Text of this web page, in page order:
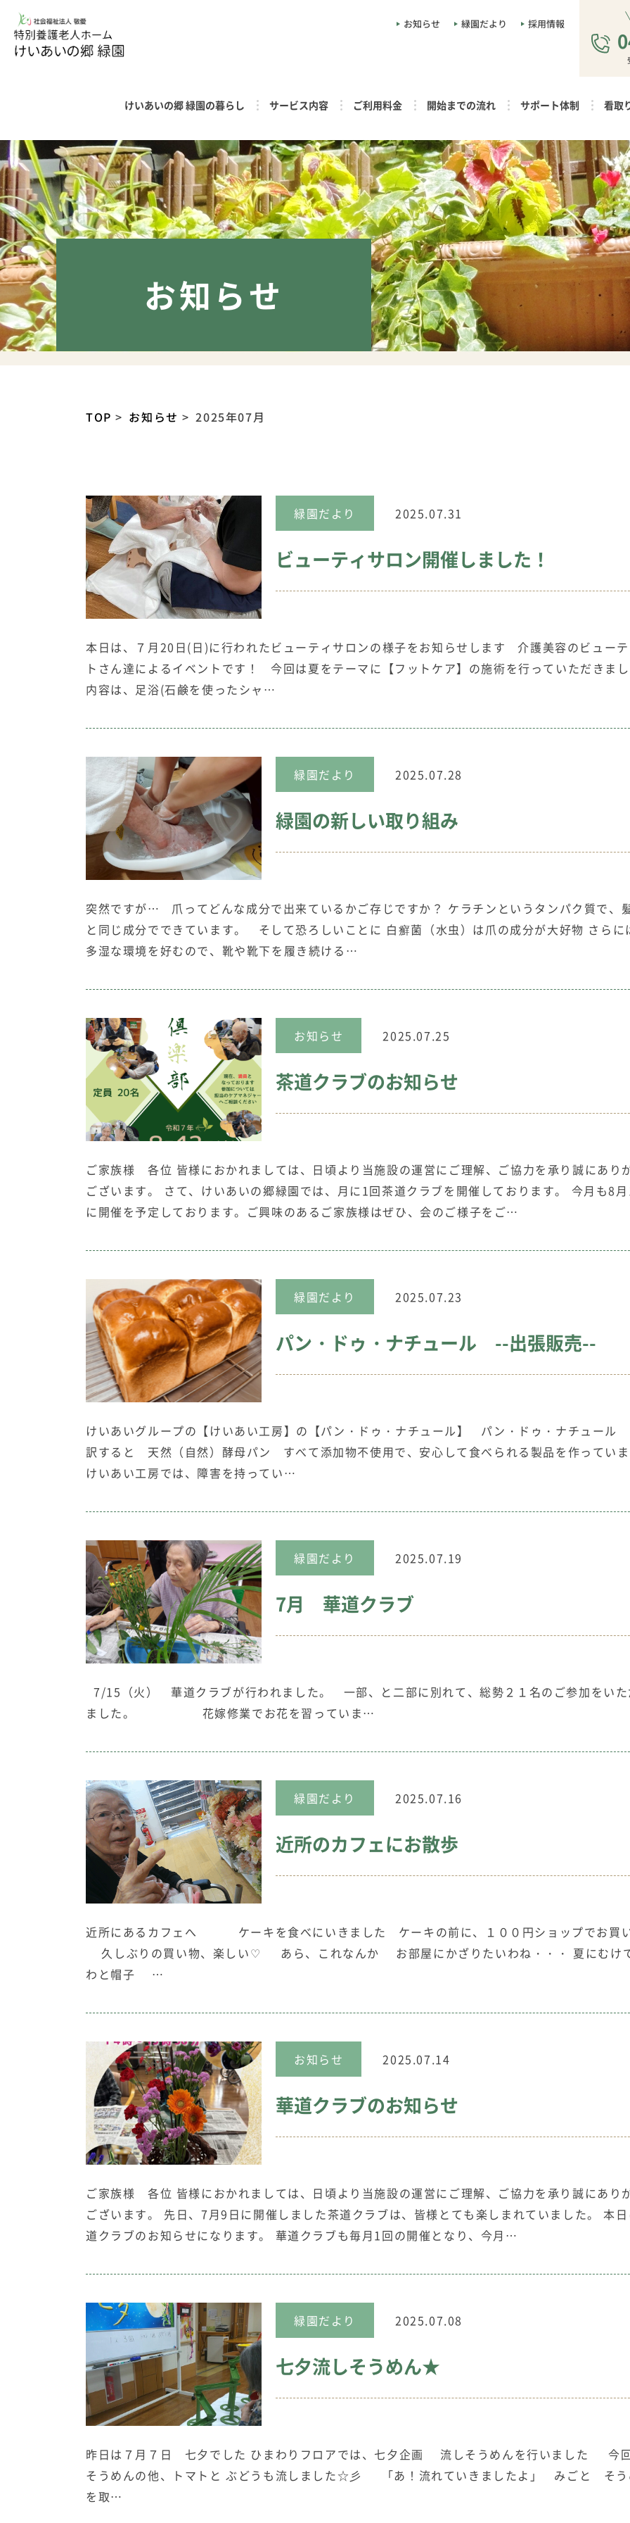
お知らせ 緑園だより 採用情報
けいあいの郷 緑園の暮らし サービス内容 ご利用料金 開始までの流れ サポート体制 看取
お知らせ
TOP お知らせ 2025年07月
緑園だより 2025.07.31
ビューティサロン開催しました！
本日は、７月20日(日)に行われたビューティサロンの様子をお知らせします 介護美容のビュー
トさん達によるイベントです！ 今回は夏をテーマに【フットケア】の施術を行っていただきま
内容は、足浴(石鹸を使ったシャ…
緑園だより 2025.07.28
緑園の新しい取り組み
突然ですが… 爪ってどんな成分で出来ているかご存じですか？ ケラチンというタンパク質で、
と同じ成分でできています。 そして恐ろしいことに 白癬菌（水虫）は爪の成分が大好物 さらに
多湿な環境を好むので、靴や靴下を履き続ける…
お知らせ 2025.07.25
茶道クラブのお知らせ
ご家族様 各位 皆様におかれましては、日頃より当施設の運営にご理解、ご協力を承り誠にあり
ございます。 さて、けいあいの郷緑園では、月に1回茶道クラブを開催しております。 今月も8
に開催を予定しております。ご興味のあるご家族様はぜひ、会のご様子をご…
緑園だより 2025.07.23
パン・ドゥ・ナチュール --出張販売--
けいあいグループの【けいあい工房】の【パン・ドゥ・ナチュール】 パン・ドゥ・ナチュール
訳すると 天然（自然）酵母パン すべて添加物不使用で、安心して食べられる製品を作ってい
けいあい工房では、障害を持ってい…
緑園だより 2025.07.19
7月 華道クラブ
7/15（火） 華道クラブが行われました。 一部、と二部に別れて、総勢２１名のご参加をい
ました。 花嫁修業でお花を習っていま…
緑園だより 2025.07.16
近所のカフェにお散歩
近所にあるカフェへ ケーキを食べにいきました ケーキの前に、１００円ショップでお買
久しぶりの買い物、楽しい♡ あら、これなんか お部屋にかざりたいわね・・・ 夏にむけ
わと帽子 …
お知らせ 2025.07.14
華道クラブのお知らせ
ご家族様 各位 皆様におかれましては、日頃より当施設の運営にご理解、ご協力を承り誠にあり
ございます。 先日、7月9日に開催しました茶道クラブは、皆様とても楽しまれていました。 本
道クラブのお知らせになります。 華道クラブも毎月1回の開催となり、今月…
緑園だより 2025.07.08
七夕流しそうめん★
昨日は７月７日 七夕でした ひまわりフロアでは、七夕企画 流しそうめんを行いました 今
そうめんの他、トマトと ぶどうも流しました☆彡 「あ！流れていきましたよ」 みごと そ
を取…